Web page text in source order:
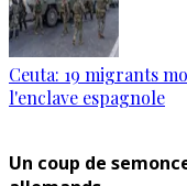
Ceuta: 19 migrants
l'enclave espagnole
Un coup de